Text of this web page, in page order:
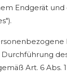
Endgerät
Art. 6 Abs.